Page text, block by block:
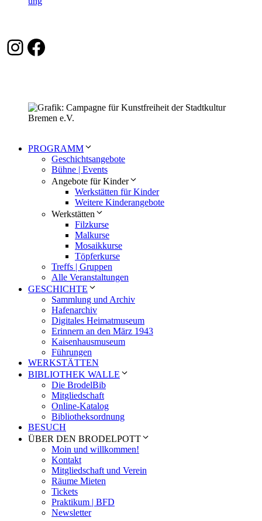
Instagram Facebook
PROGRAMM
Geschichtsangebote
Bühne | Events
Angebote für Kinder
Werkstätten für Kinder
Weitere Kinderangebote
Werkstätten
Filzkurse
Malkurse
Mosaikkurse
Töpferkurse
Treffs | Gruppen
Alle Veranstaltungen
GESCHICHTE
Sammlung und Archiv
Hafenarchiv
Digitales Heimatmuseum
Erinnern an den März 1943
Kaisenhausmuseum
Führungen
WERKSTÄTTEN
BIBLIOTHEK WALLE
Die BrodelBib
Mitgliedschaft
Online-Katalog
Bibliotheksordnung
BESUCH
ÜBER DEN BRODELPOTT
Moin und willkommen!
Kontakt
Mitgliedschaft und Verein
Räume Mieten
Tickets
Praktikum | BFD
Newsletter